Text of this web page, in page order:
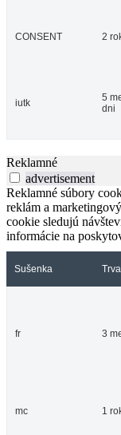
CONSENT 2
iutk
5
dni
Reklamné
advertisement
Reklamné súbory
reklám a
cookie sledujú
informácie na
Sušenka
fr 3
mc 1